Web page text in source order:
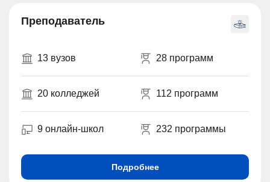
Преподаватель
13 вузов 28 программ
20 колледжей 112 программ
9 онлайн-школ 232 программы
Подробнее